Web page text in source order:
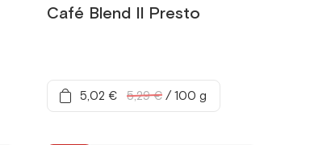
Café Blend Il Presto
5,02 € 5,29 € /100 g